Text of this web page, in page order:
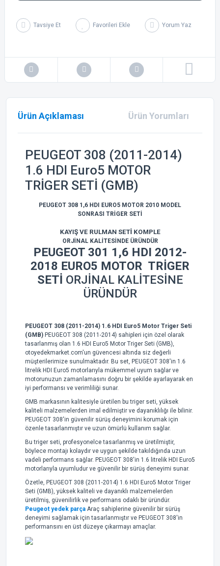
Tavsiye Et Yorum Yaz
Ürün Açıklaması Ürün Yorumları
PEUGEOT 308 (2011-2014)
1.6 HDI Euro5 MOTOR
TRİGER SETİ (GMB)
PEUGEOT 308 1,6 HDI EURO5 MOTOR 2010 MODEL
SONRASI TRİGER SETİ
KAYIŞ VE RULMAN SETİ KOMPLE
ORJİNAL KALİTESİNDE ÜRÜNDÜR
PEUGEOT 301 1,6 HDI 2012-
2018 EURO5 MOTOR TRİGER
SETİ ORJİNAL KALİTESİNE
ÜRÜNDÜR
PEUGEOT 308 (2011-2014) 1.6 HDI Euro5 Motor Triger Seti
(GMB) PEUGEOT 308 (2011-2014) sahipleri için özel olarak
tasarlanmış olan 1.6 HDI Euro5 Motor Triger Seti (GMB),
otoyedekmarket.com'un güvencesi altında siz değerli
müşterilerimize sunulmaktadır. Bu set, PEUGEOT 308'in 1.6
litrelik HDI Euro5 motorlarıyla mükemmel uyum sağlar ve
motorunuzun zamanlamasını doğru bir şekilde ayarlayarak en
iyi performansı ve verimliliği sunar.
GMB markasının kalitesiyle üretilen bu triger seti, yüksek
kaliteli malzemelerden imal edilmiştir ve dayanıklılığı ile bilinir.
PEUGEOT 308'in güvenilir sürüş deneyimini korumak için
özenle tasarlanmıştır ve uzun ömürlü kullanım sağlar.
Bu triger seti, profesyonelce tasarlanmış ve üretilmiştir,
böylece montajı kolaydır ve uygun şekilde takıldığında uzun
vadeli performans sağlar. PEUGEOT 308'in 1.6 litrelik HDI Euro5
motorlarıyla uyumludur ve güvenilir bir sürüş deneyimi sunar.
Özetle, PEUGEOT 308 (2011-2014) 1.6 HDI Euro5 Motor Triger
Seti (GMB), yüksek kaliteli ve dayanıklı malzemelerden
üretilmiş, güvenilirlik ve performans odaklı bir üründür.
Peugeot yedek parça Araç sahiplerine güvenilir bir sürüş
deneyimi sağlamak için tasarlanmıştır ve PEUGEOT 308'in
performansını en üst düzeye çıkarmayı amaçlar.